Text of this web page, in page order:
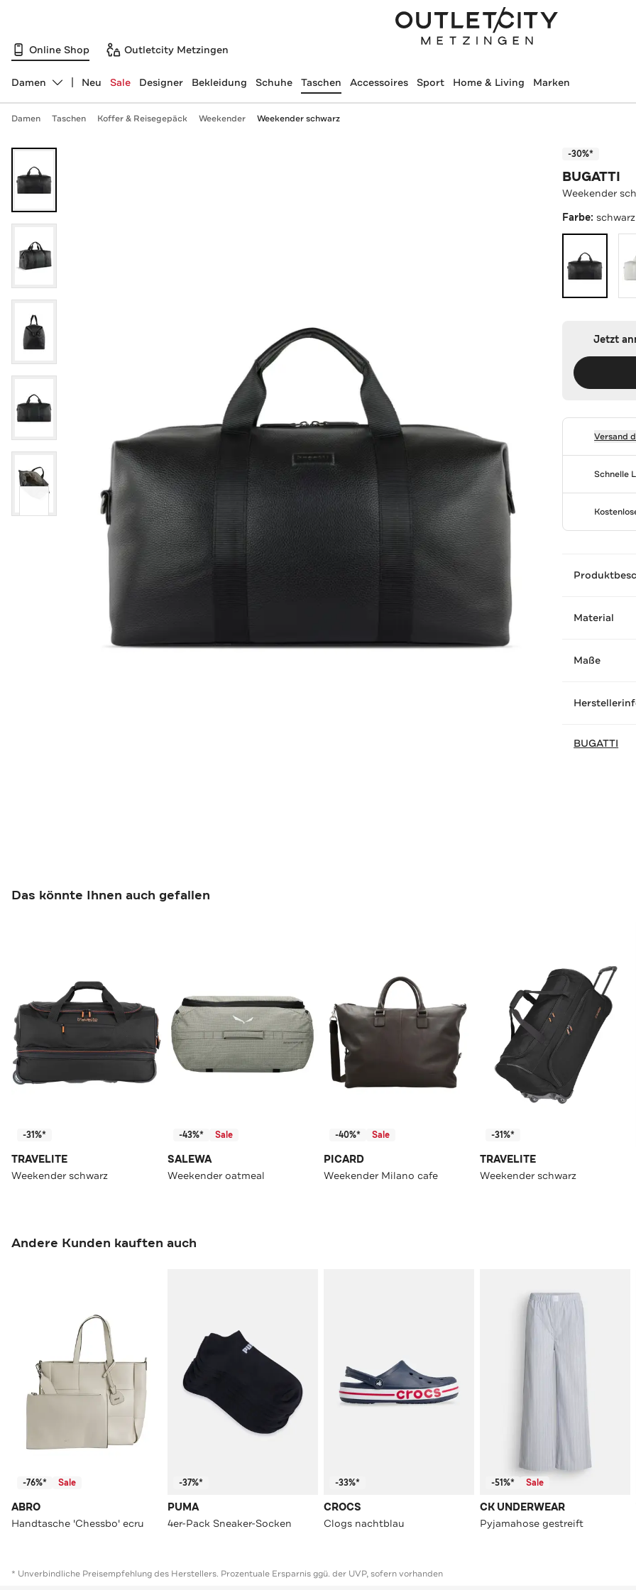
Online Shop Outletcity Metzingen
Abteilung ändern, ausgewählt:
Damen Neu Sale Designer Bekleidung Schuhe Taschen Accessoires Sport Home & Living Marken
Damen Taschen Koffer & Reisegepäck Weekender Weekender schwarz
-30%*
BUGATTI
Weekender
Farbe: schwarz
Jetzt
Versand
Schnelle
Material
Maße
BUGATTI
Das könnte Ihnen auch gefallen
-31%*
TRAVELITE
Weekender schwarz
-43%* Sale
SALEWA
Weekender oatmeal
-40%* Sale
PICARD
Weekender Milano cafe
-31%*
TRAVELITE
Weekender schwarz
Andere Kunden kauften auch
-76%* Sale
ABRO
Handtasche 'Chessbo' ecru
-37%*
PUMA
4er-Pack Sneaker-Socken
-33%*
CROCS
Clogs nachtblau
-51%* Sale
CK UNDERWEAR
Pyjamahose gestreift
* Unverbindliche Preisempfehlung des Herstellers. Prozentuale Ersparnis ggü. der UVP, sofern vorhanden